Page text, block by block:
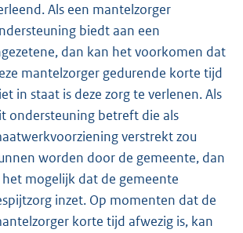
Als een mantelzorger
biedt aan een
dan kan het voorkomen dat
mantelzorger gedurende korte tijd
in staat is deze zorg te verlenen. Als
ondersteuning betreft die als
verstrekt zou
worden door de gemeente, dan
het mogelijk dat de gemeente
inzet. Op momenten dat de
korte tijd afwezig is, kan